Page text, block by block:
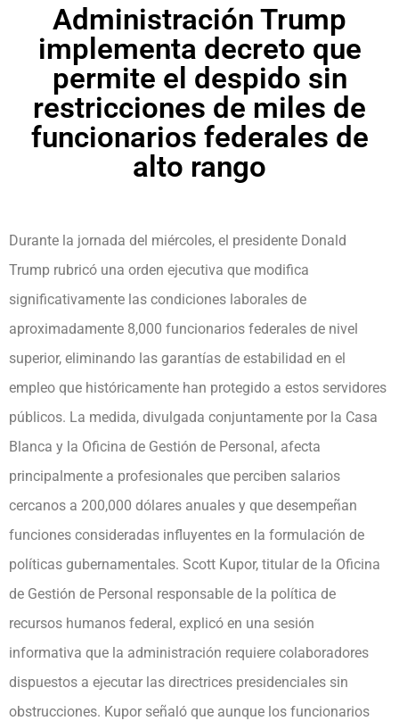
Administración Trump
implementa decreto que
permite el despido sin
restricciones de miles de
funcionarios federales de
alto rango
Durante la jornada del miércoles, el presidente Donald
Trump rubricó una orden ejecutiva que modifica
significativamente las condiciones laborales de
aproximadamente 8,000 funcionarios federales de nivel
superior, eliminando las garantías de estabilidad en el
empleo que históricamente han protegido a estos servidores
públicos. La medida, divulgada conjuntamente por la Casa
Blanca y la Oficina de Gestión de Personal, afecta
principalmente a profesionales que perciben salarios
cercanos a 200,000 dólares anuales y que desempeñan
funciones consideradas influyentes en la formulación de
políticas gubernamentales. Scott Kupor, titular de la Oficina
de Gestión de Personal responsable de la política de
recursos humanos federal, explicó en una sesión
informativa que la administración requiere colaboradores
dispuestos a ejecutar las directrices presidenciales sin
obstrucciones. Kupor señaló que aunque los funcionarios